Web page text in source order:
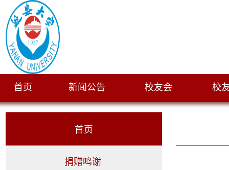
首页 新闻公告 校友会 校
首页
捐赠鸣谢